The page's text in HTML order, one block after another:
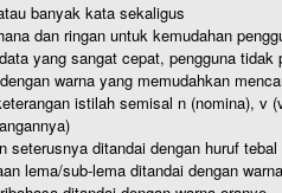
banyak kata sekaligus
dan ringan untuk kemudahan
yang sangat cepat, pengguna tidak
warna yang memudahkan
istilah semisal n (nomina), v
seterusnya ditandai dengan huruf
lema/sub-lema ditandai dengan